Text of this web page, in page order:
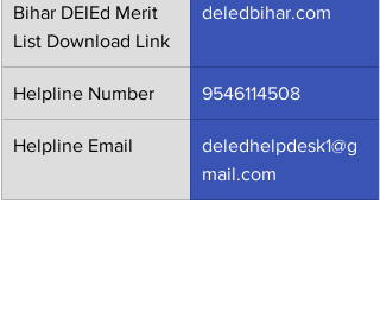
Bihar DElEd Merit
List Download Link
deledbihar.com
Helpline Number 9546114508
Helpline Email
deledhelpdesk1@g
mail.com